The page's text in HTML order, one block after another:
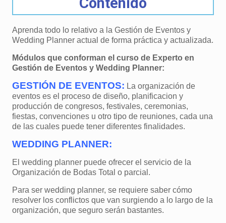
Aprenda todo lo relativo a la Gestión de Eventos y
Wedding Planner actual de forma práctica y actualizada.
Módulos que conforman el curso de Experto en
Gestión de Eventos y Wedding Planner:
GESTIÓN DE EVENTOS: La organización de
eventos es el proceso de diseño, planificacion y
producción de congresos, festivales, ceremonias,
fiestas, convenciones u otro tipo de reuniones, cada una
de las cuales puede tener diferentes finalidades.
WEDDING PLANNER:
El wedding planner puede ofrecer el servicio de la
Organización de Bodas Total o parcial.
Para ser wedding planner, se requiere saber cómo
resolver los conflictos que van surgiendo a lo largo de la
organización, que seguro serán bastantes.